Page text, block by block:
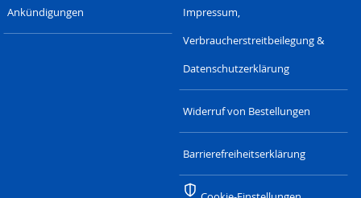
Ankündigungen
Impressum,
Verbraucherstreitbeilegung &
Datenschutzerklärung
Widerruf von Bestellungen
Barrierefreiheitserklärung